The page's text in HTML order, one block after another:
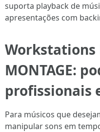
suporta playback de
apresentações com
Workstations
MONTAGE:
profissionais
Para músicos que
manipular sons em